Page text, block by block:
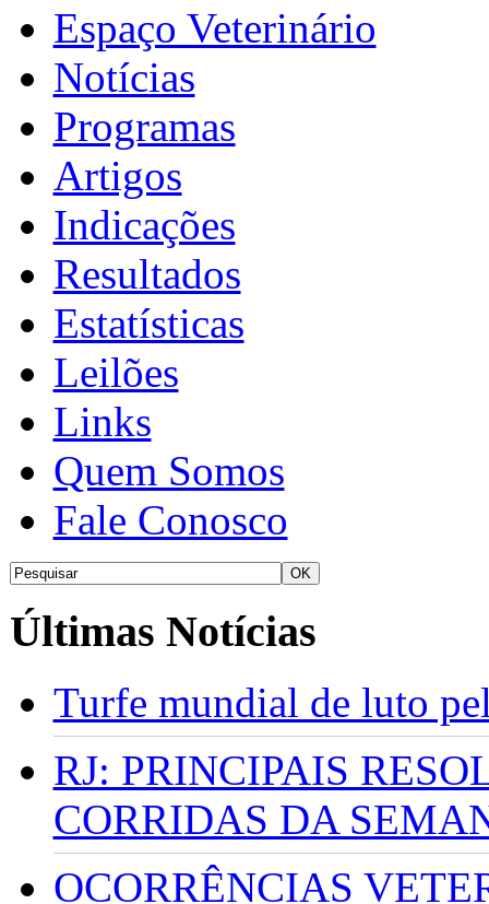
Espaço Veterinário
Notícias
Programas
Artigos
Indicações
Resultados
Estatísticas
Leilões
Links
Quem Somos
Fale Conosco
Últimas Notícias
Turfe mundial de luto
RJ: PRINCIPAIS
CORRIDAS DA
OCORRÊNCIAS